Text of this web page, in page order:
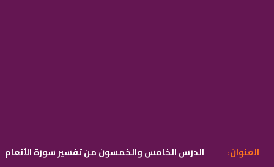
الدرس الخامس والخمسون من تفسير سورة الأنعام :العنوان